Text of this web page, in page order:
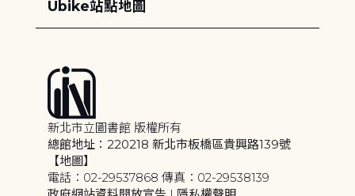
Ubike站點地圖
新北市立圖書館 版權所有
總館地址：220218 新北市板橋區貴興路139號
【地圖】
電話：02-29537868 傳真：02-29538139